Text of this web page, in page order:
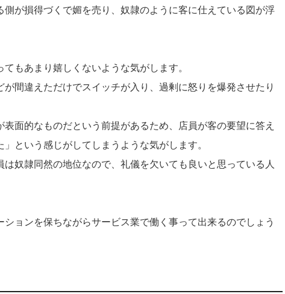
側が損得づくで媚を売り、奴隷のように客に仕えている図が浮
もあまり嬉しくないような気がします。
間違えただけでスイッチが入り、過剰に怒りを爆発させたり
面的なものだという前提があるため、店員が客の要望に答え
という感じがしてしまうような気がします。
は奴隷同然の地位なので、礼儀を欠いても良いと思っている人
ションを保ちながらサービス業で働く事って出来るのでしょう